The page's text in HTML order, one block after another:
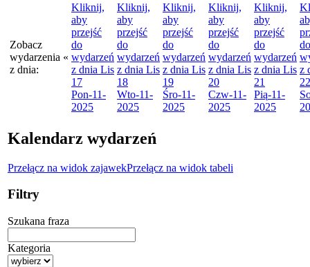
Zobacz
wydarzenia
z dnia:
«
Kliknij,
aby
przejść
do
wydarzeń
z dnia Lis
17
Pon-11-
2025
Kliknij,
aby
przejść
do
wydarzeń
z dnia Lis
18
Wto-11-
2025
Kliknij,
aby
przejść
do
wydarzeń
z dnia Lis
19
Śro-11-
2025
Kliknij,
aby
przejść
do
wydarzeń
z dnia Lis
20
Czw-11-
2025
Kliknij,
aby
przejść
do
wydarzeń
z dnia Lis
21
Pią-11-
2025
do
z
22
Kalendarz wydarzeń
Przełącz na widok zajawekPrzełącz na widok tabeli
Filtry
Szukana fraza
Kategoria